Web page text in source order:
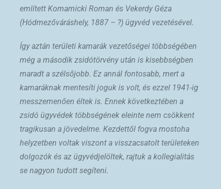
említett Komarnicki Roman és Vekerdy Géza
(Hódmezőváráshely, 1887 – ?) ügyvéd vezetésével.
Így aztán területi kamarák vezetőségei többségében
még a második zsidótörvény után is kisebbségben
maradt a szélsőjobb. Ez annál fontosabb, mert a
kamaráknak mentesíti joguk is volt, és ezzel 1941-ig
messzemenően éltek is. Ennek következtében a
zsidó ügyvédek többségének eleinte nem csökkent
tragikusan a jövedelme. Kezdettől fogva mostoha
helyzetben voltak viszont a visszacsatolt területeken
dolgozók és az ügyvédjelöltek, rajtuk a kollegialitás
se nagyon tudott segíteni.